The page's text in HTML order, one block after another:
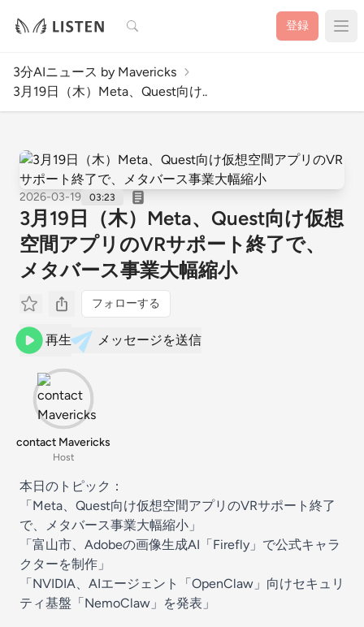
検索 登録
3分AIニュース by Mavericks
3月19日（木）Meta、Quest向け..
2026-03-19 03:23
3月19日（木）Meta、Quest向け仮想
空間アプリのVRサポート終了で、
メタバース事業大幅縮小
フォローする
再生 メッセージを送信
contact Mavericks
Host
本日のトピック：
「Meta、Quest向け仮想空間アプリのVRサポート終了
で、メタバース事業大幅縮小」
「富山市、Adobeの画像生成AI「Firefly」で公式キャラ
クターを制作」
「NVIDIA、AIエージェント「OpenClaw」向けセキュリ
ティ基盤「NemoClaw」を発表」